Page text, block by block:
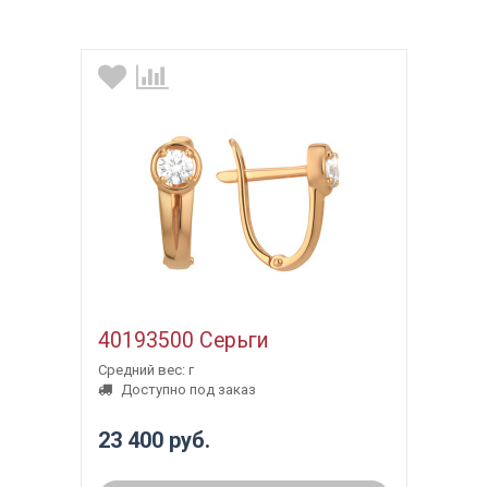
40193500 Серьги
Средний вес: г
Доступно под заказ
23 400 руб.